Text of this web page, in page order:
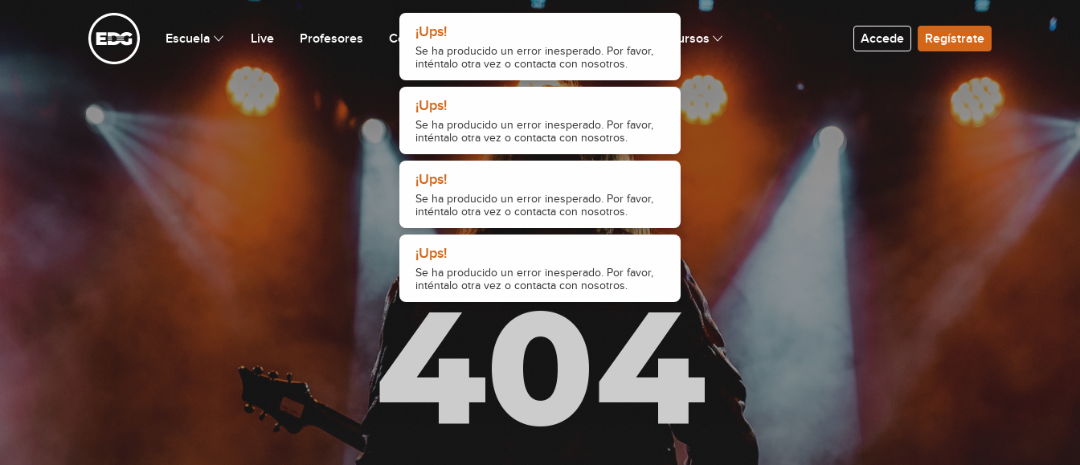
¡Ups!
Se ha producido un error inesperado. Por favor,
inténtalo otra vez o contacta con nosotros.
¡Ups!
Se ha producido un error inesperado. Por favor,
inténtalo otra vez o contacta con nosotros.
¡Ups!
Se ha producido un error inesperado. Por favor,
inténtalo otra vez o contacta con nosotros.
¡Ups!
Se ha producido un error inesperado. Por favor,
inténtalo otra vez o contacta con nosotros.
Escuela Live Profesores Cómo funciona Recursos Accede Regístrate
404
Escuela de Guitarristas